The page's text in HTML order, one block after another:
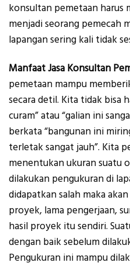
konsultan pemetaan harus
menjadi seorang pemecah
lapangan sering kali tidak
Manfaat Jasa Konsultan
pemetaan mampu
secara detil. Kita tidak bisa
curam” atau “galian ini
berkata “bangunan ini
terletak sangat jauh”. Kita
menentukan ukuran suatu
dilakukan pengukuran di
didapatkan salah maka
proyek, lama pengerjaan,
hasil proyek itu sendiri.
dengan baik sebelum
Pengukuran ini mampu